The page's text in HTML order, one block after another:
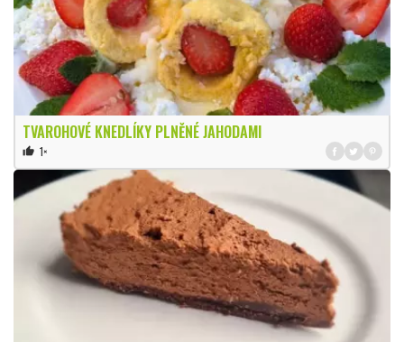
TVAROHOVÉ KNEDLÍKY PLNĚNÉ JAHODAMI
thumb_up 1×